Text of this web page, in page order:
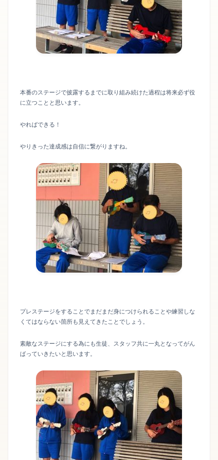
本番のステージで披露するまでに取り組み続けた過程は将来必ず役
に立つことと思います。
やればできる！
やりきった達成感は自信に繋がりますね。
プレステージをすることでまだまだ身につけられることや練習しな
くてはならない箇所も見えてきたことでしょう。
素敵なステージにする為にも生徒、スタッフ共に一丸となってがん
ばっていきたいと思います。